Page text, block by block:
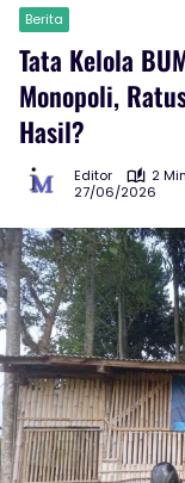
Berita
Tata Kelola
Monopoli,
Hasil?
Editor
2
27/06/2026